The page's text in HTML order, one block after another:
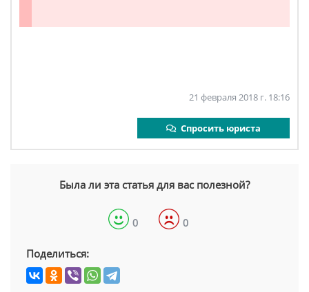
21 февраля 2018 г. 18:16
Спросить юриста
Была ли эта статья для вас полезной?
0 0
Поделиться: